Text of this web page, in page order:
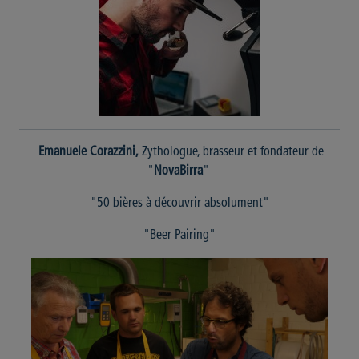
Emanuele Corazzini, Zythologue, brasseur et fondateur de
" NovaBirra"
"50 bières à découvrir absolument"
"Beer Pairing"